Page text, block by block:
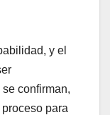
y el
confirman,
para